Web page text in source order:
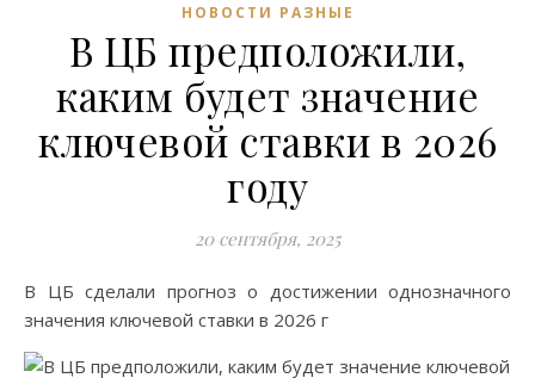
НОВОСТИ РАЗНЫЕ
В ЦБ предположили,
каким будет значение
ключевой ставки в 2026
году
20 сентября, 2025
В ЦБ сделали прогноз о достижении однозначного
значения ключевой ставки в 2026 г